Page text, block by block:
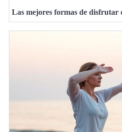
Las mejores formas de disfrutar